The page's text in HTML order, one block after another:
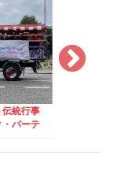
リモートワークでも
れる「金曜日に飲む